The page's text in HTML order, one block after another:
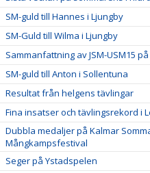
SM-guld till Hannes i Ljungby
SM-Guld till Wilma i Ljungby
Sammanfattning av JSM-USM15
SM-guld till Anton i Sollentuna
Resultat från helgens tävlingar
Fina insatser och tävlingsrekord i
Dubbla medaljer på Kalmar
Mångkampsfestival
Seger på Ystadspelen